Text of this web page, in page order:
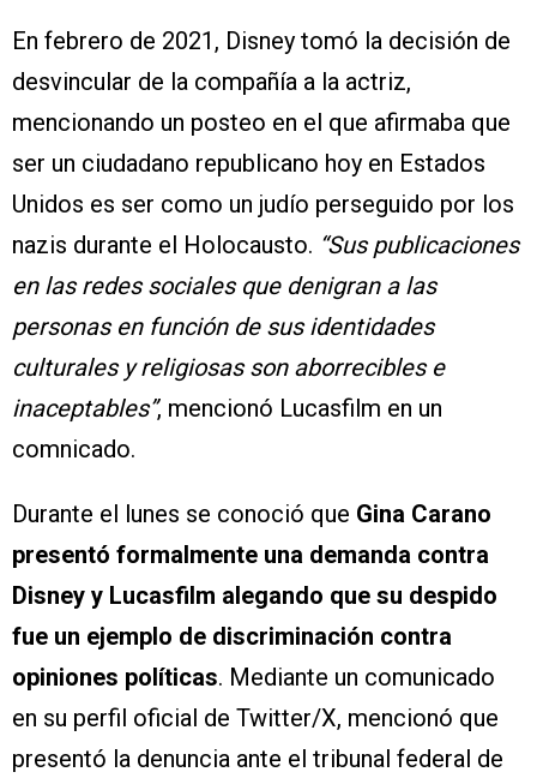
En febrero de 2021, Disney tomó la decisión de
desvincular de la compañía a la actriz,
mencionando un posteo en el que afirmaba que
ser un ciudadano republicano hoy en Estados
Unidos es ser como un judío perseguido por los
nazis durante el Holocausto. “Sus publicaciones
en las redes sociales que denigran a las
personas en función de sus identidades
culturales y religiosas son aborrecibles e
inaceptables”, mencionó Lucasfilm en un
comnicado.
Durante el lunes se conoció que Gina Carano
presentó formalmente una demanda contra
Disney y Lucasfilm alegando que su despido
fue un ejemplo de discriminación contra
opiniones políticas. Mediante un comunicado
en su perfil oficial de Twitter/X, mencionó que
presentó la denuncia ante el tribunal federal de